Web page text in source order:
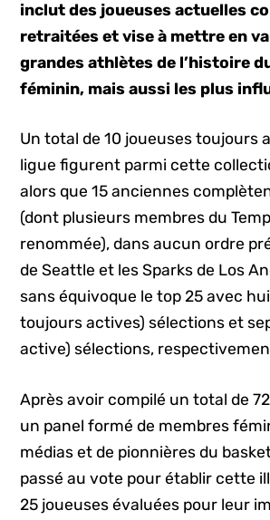
inclut des joueuses actuelles
retraitées et vise à mettre en
grandes athlètes de l’histoire
féminin, mais aussi les plus
Un total de 10 joueuses toujours
ligue figurent parmi cette
alors que 15 anciennes
(dont plusieurs membres du
renommée), dans aucun ordre
de Seattle et les Sparks de Los
sans équivoque le top 25 avec
toujours actives) sélections et
active) sélections,
Après avoir compilé un total de
un panel formé de membres
médias et de pionnières du
passé au vote pour établir cette
25 joueuses évaluées pour leur